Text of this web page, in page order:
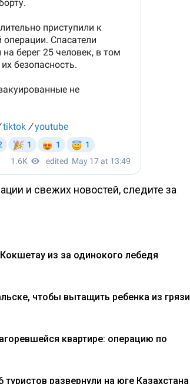
и свежих новостей, следите за
из за одинокого лебедя
чтобы вытащить ребенка из грязи
квартире: операцию по
развернули на юге Казахстана